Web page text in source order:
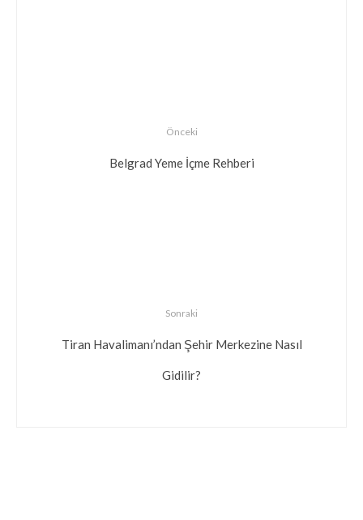
Önceki
Belgrad Yeme İçme Rehberi
Sonraki
Tiran Havalimanı’ndan Şehir Merkezine Nasıl
Gidilir?